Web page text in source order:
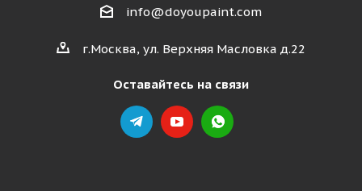
info@doyoupaint.com
г.Москва, ул. Верхняя Масловка д.22
Оставайтесь на связи